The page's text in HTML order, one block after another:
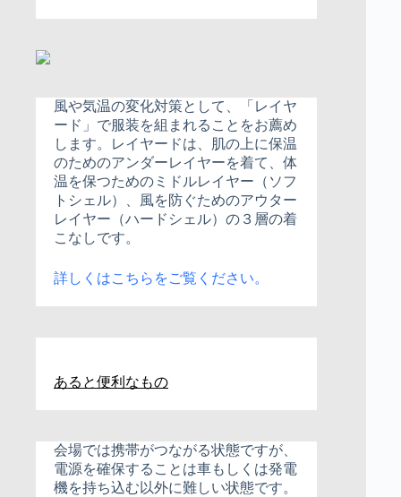
風や気温の変化対策として、「レイヤ
ード」で服装を組まれることをお薦め
します。レイヤードは、肌の上に保温
のためのアンダーレイヤーを着て、体
温を保つためのミドルレイヤー（ソフ
トシェル）、風を防ぐためのアウター
レイヤー（ハードシェル）の３層の着
こなしです。
詳しくはこちらをご覧ください。
あると便利なもの
会場では携帯がつながる状態ですが、
電源を確保することは車もしくは発電
機を持ち込む以外に難しい状態です。